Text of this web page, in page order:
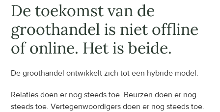
De toekomst van de
groothandel is niet offline
of online. Het is beide.
De groothandel ontwikkelt zich tot een hybride model.
Relaties doen er nog steeds toe. Beurzen doen er nog
steeds toe. Vertegenwoordigers doen er nog steeds toe.